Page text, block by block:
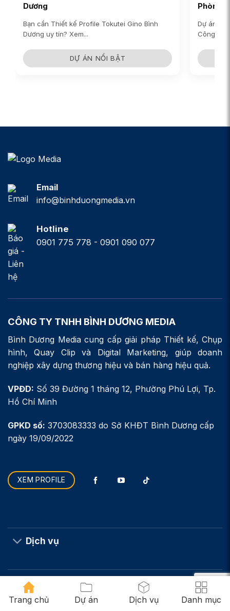
Dương
Bạn cần Thiết kế Profile Tokutei Gino Bình
Dương uy tín? Xem...
DỰ ÁN NỔI BẬT
Phòng…
Dự án
Công ty
Email
info@binhduongmedia.vn
Hotline
0901 775 778 - 0901 090 077
CÔNG TY TNHH BÌNH DƯƠNG MEDIA
Bình Dương Media cung cấp giải pháp Thiết kế, Chụp
hình, Quay Clip và Digital Marketing, giúp doanh
nghiệp xây dựng thương hiệu và bán hàng hiệu quả.
VPĐD: Số 39 Đường 1 tháng 12, Phường Phú Lợi, Tp.
Hồ Chí Minh
GPKD số: 3703083333 do Sở KHĐT Bình Dương cấp
ngày 19/09/2022
XEM PROFILE
Dịch vụ
Liên kết nhanh
Trang chủ Dự án Dịch vụ Danh mục